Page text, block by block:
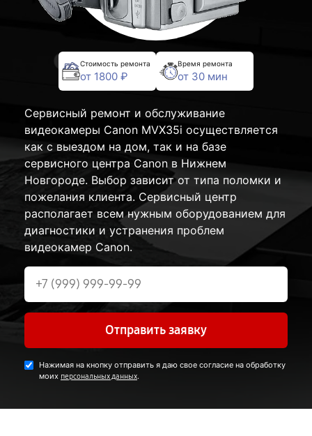
Стоимость ремонта
от 1800 ₽
Время ремонта
от 30 мин
Сервисный ремонт и обслуживание
видеокамеры Canon MVX35i осуществляется
как с выездом на дом, так и на базе
сервисного центра Canon в Нижнем
Новгороде. Выбор зависит от типа поломки и
пожелания клиента. Сервисный центр
располагает всем нужным оборудованием для
диагностики и устранения проблем
видеокамер Canon.
Отправить заявку
Нажимая на кнопку отправить я даю свое согласие на обработку
моих персональных данных.